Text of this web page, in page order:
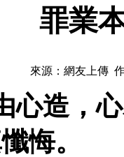
罪業
來源：網友上傳
造，
悔。